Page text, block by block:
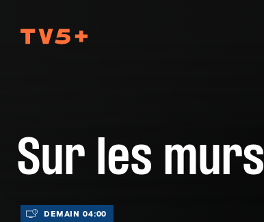
Sur les murs
DEMAIN 04:00